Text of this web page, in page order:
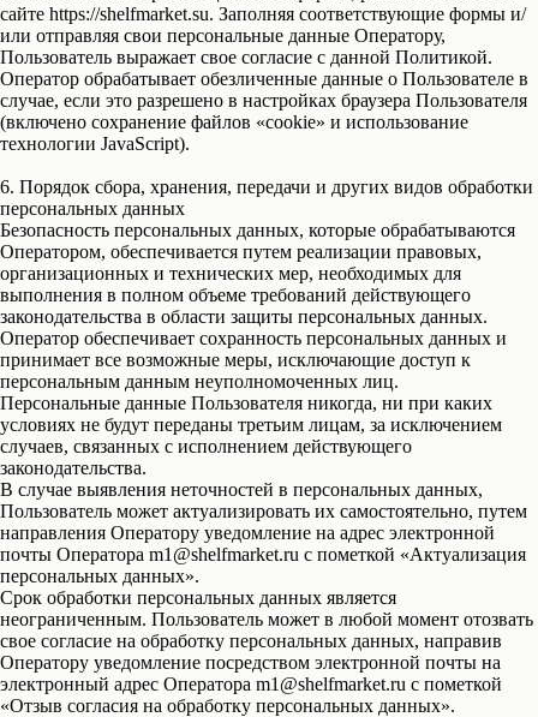
сайте https://shelfmarket.su. Заполняя соответствующие формы и/
или отправляя свои персональные данные Оператору,
Пользователь выражает свое согласие с данной Политикой.
Оператор обрабатывает обезличенные данные о Пользователе в
случае, если это разрешено в настройках браузера Пользователя
(включено сохранение файлов «cookie» и использование
технологии JavaScript).
6. Порядок сбора, хранения, передачи и других видов обработки
персональных данных
Безопасность персональных данных, которые обрабатываются
Оператором, обеспечивается путем реализации правовых,
организационных и технических мер, необходимых для
выполнения в полном объеме требований действующего
законодательства в области защиты персональных данных.
Оператор обеспечивает сохранность персональных данных и
принимает все возможные меры, исключающие доступ к
персональным данным неуполномоченных лиц.
Персональные данные Пользователя никогда, ни при каких
условиях не будут переданы третьим лицам, за исключением
случаев, связанных с исполнением действующего
законодательства.
В случае выявления неточностей в персональных данных,
Пользователь может актуализировать их самостоятельно, путем
направления Оператору уведомление на адрес электронной
почты Оператора m1@shelfmarket.ru с пометкой «Актуализация
персональных данных».
Срок обработки персональных данных является
неограниченным. Пользователь может в любой момент отозвать
свое согласие на обработку персональных данных, направив
Оператору уведомление посредством электронной почты на
электронный адрес Оператора m1@shelfmarket.ru с пометкой
«Отзыв согласия на обработку персональных данных».